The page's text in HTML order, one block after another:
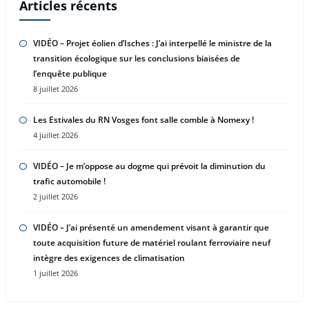
Articles récents
VIDÉO – Projet éolien d’Isches : J’ai interpellé le ministre de la
transition écologique sur les conclusions biaisées de
l’enquête publique
8 juillet 2026
Les Estivales du RN Vosges font salle comble à Nomexy !
4 juillet 2026
VIDÉO – Je m’oppose au dogme qui prévoit la diminution du
trafic automobile !
2 juillet 2026
VIDÉO – J’ai présenté un amendement visant à garantir que
toute acquisition future de matériel roulant ferroviaire neuf
intègre des exigences de climatisation
1 juillet 2026